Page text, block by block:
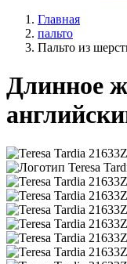
Главная
пальто
Пальто из
Длинное